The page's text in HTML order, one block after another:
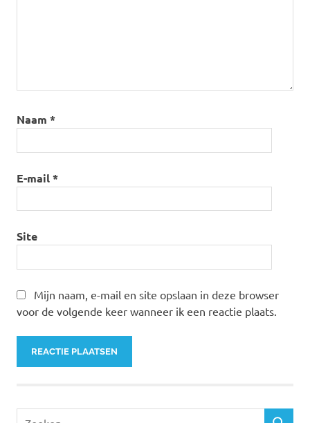
Naam *
E-mail*
Site
Mijn naam, e-mail en site opslaan in deze browser
voor de volgende keer wanneer ik een reactie plaats.